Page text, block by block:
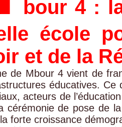
bour 4 :
école
et de la
de Mbour 4 vient de
éducatives. Ce
acteurs de
cérémonie de pose de
forte croissance